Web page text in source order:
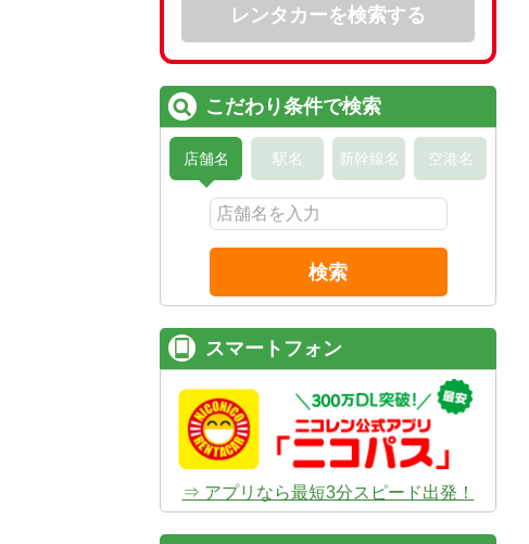
レンタカーを検索する
こだわり条件で検索
店舗名 駅名 新幹線名 空港名
検索
スマートフォン
⇒ アプリなら最短3分スピード出発！